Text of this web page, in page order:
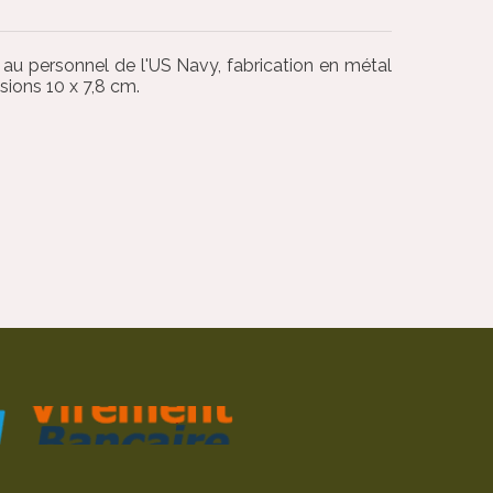
personnel de l'US Navy, fabrication en métal
10 x 7,8 cm.